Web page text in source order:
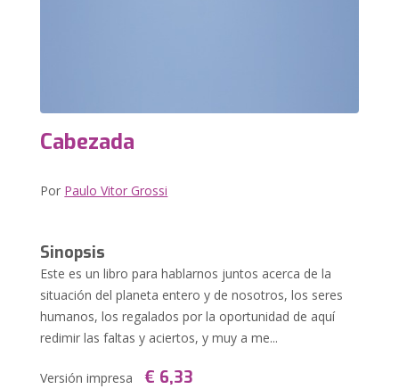
Cabezada
Por Paulo Vitor Grossi
Sinopsis
Este es un libro para hablarnos juntos acerca de la
situación del planeta entero y de nosotros, los seres
humanos, los regalados por la oportunidad de aquí
redimir las faltas y aciertos, y muy a me...
Versión impresa € 6,33